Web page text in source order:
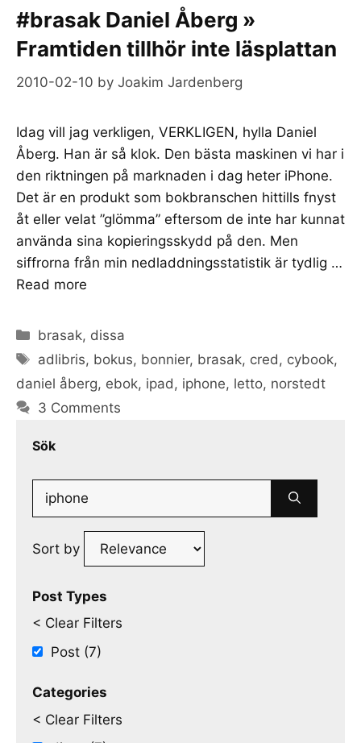
#brasak Daniel Åberg »
Framtiden tillhör inte läsplattan
2010-02-10 by Joakim Jardenberg
Idag vill jag verkligen, VERKLIGEN, hylla Daniel
Åberg. Han är så klok. Den bästa maskinen vi har i
den riktningen på marknaden i dag heter iPhone.
Det är en produkt som bokbranschen hittills fnyst
åt eller velat ”glömma” eftersom de inte har kunnat
använda sina kopieringsskydd på den. Men
siffrorna från min nedladdningsstatistik är tydlig …
Read more
Categories
brasak, dissa
Tags
adlibris, bokus, bonnier, brasak, cred, cybook,
daniel åberg, ebok, ipad, iphone, letto, norstedt
3 Comments
Sök
Search
for:
Sort by
Post Types
< Clear Filters
Post (7)
Categories
< Clear Filters